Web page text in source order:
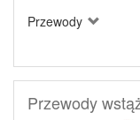
Przewody
Przewody